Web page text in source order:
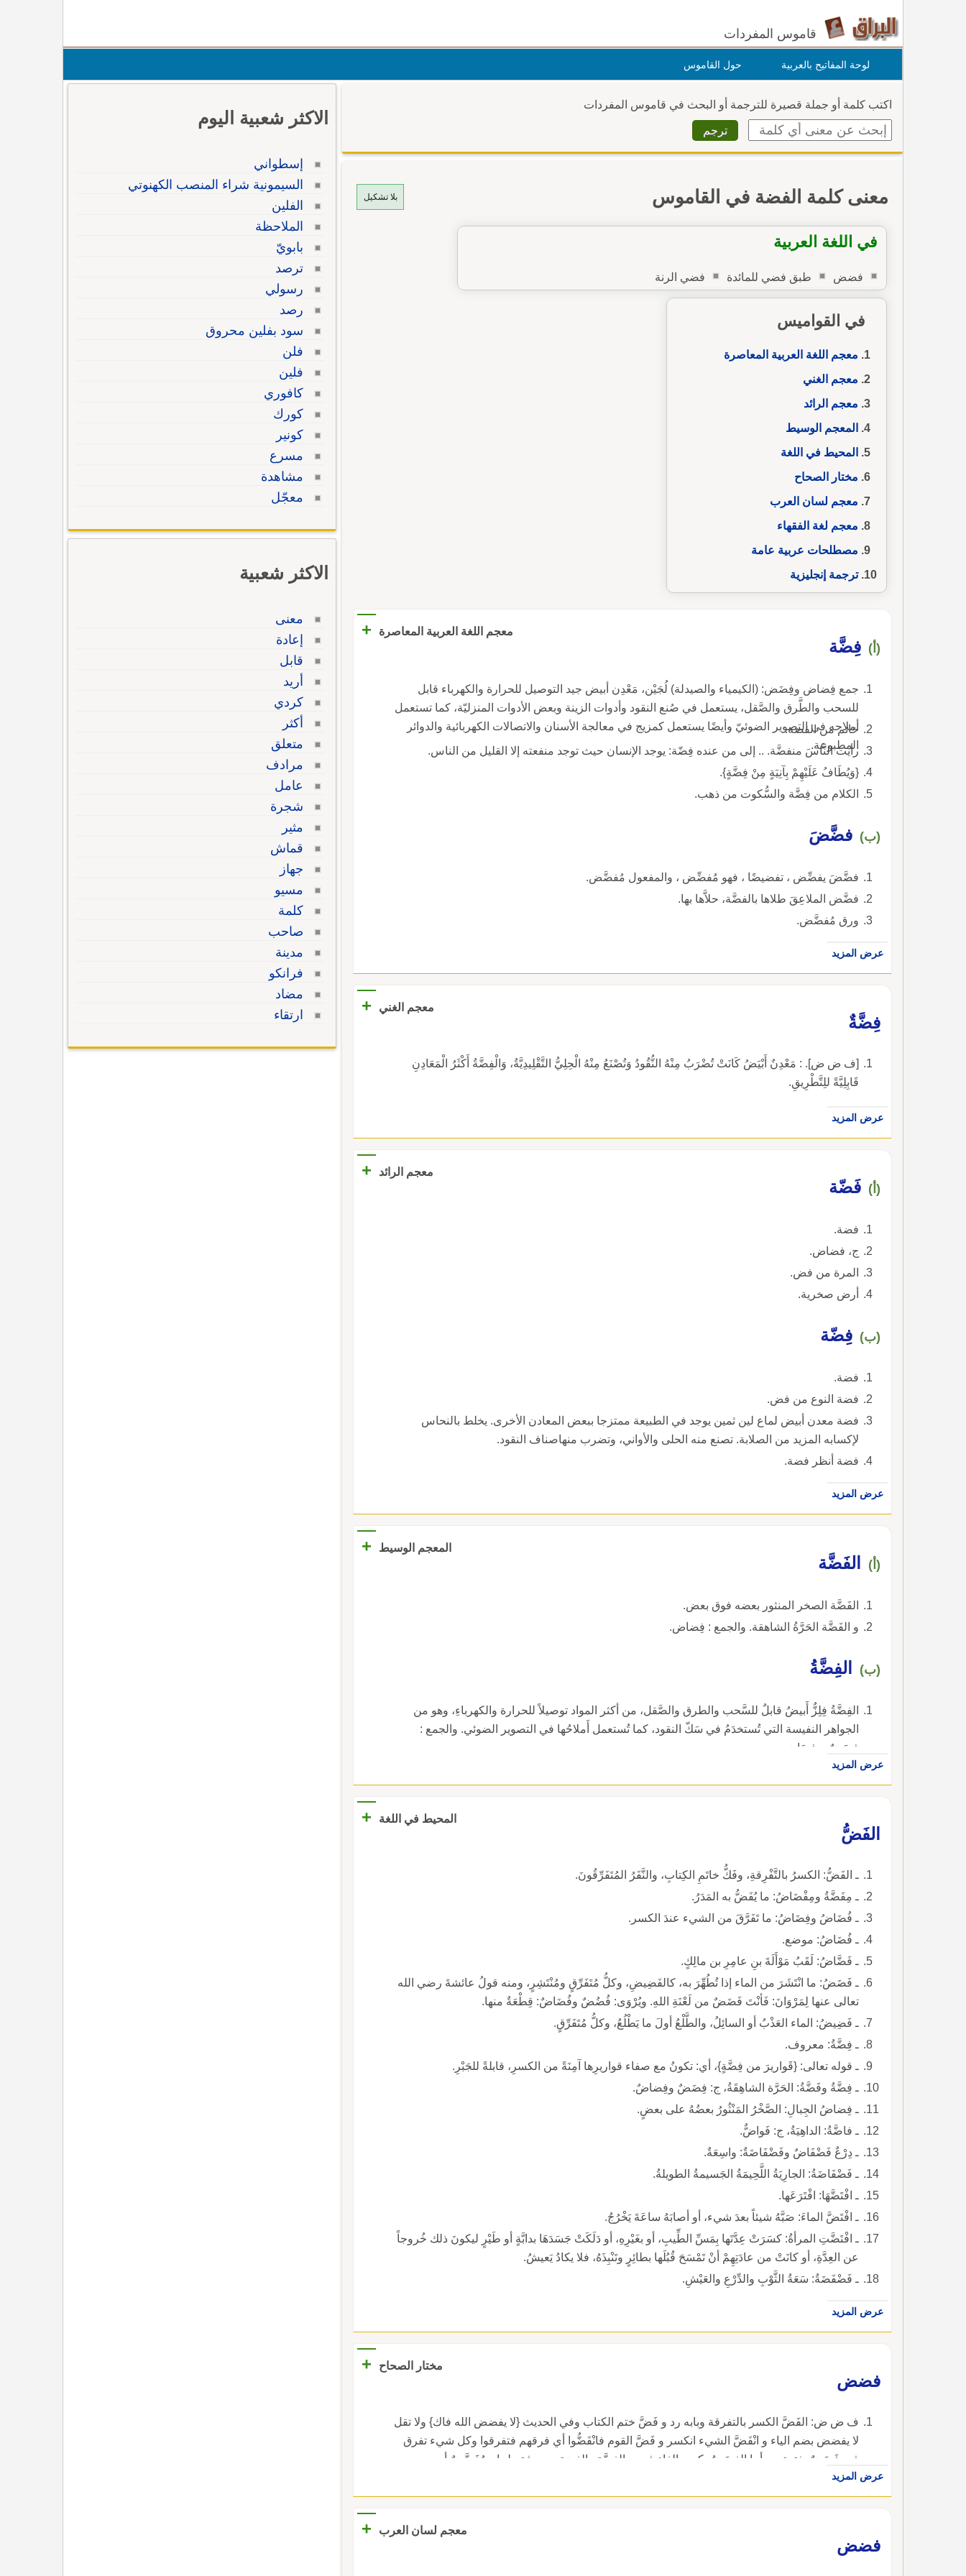
قاموس المفردات
لوحة المفاتيح بالعربية حول القاموس
اكتب كلمة أو جملة قصيرة للترجمة أو البحث في قاموس المفردات
بلا تشكيل معنى كلمة الفضة في القاموس
في اللغة العربية
فضض طبق فضي للمائدة فضي الرنة
في القواميس
معجم اللغة العربية المعاصرة
معجم الغني
معجم الرائد
المعجم الوسيط
المحيط في اللغة
مختار الصحاح
معجم لسان العرب
معجم لغة الفقهاء
مصطلحات عربية عامة
ترجمة إنجليزية
معجم اللغة العربية المعاصرة +
(أ) فِضَّة
جمع فِضاض وفِضَض: (الكيمياء والصيدلة) لُجَيْن، مَعْدِن أبيض جيد التوصيل للحرارة والكهرباء قابل
للسحب والطَّرق والصَّقل، يستعمل في صُنع النقود وأدوات الزينة وبعض الأدوات المنزليّة، كما تستعمل
أملاحه في التصوير الضوئيّ وأيضًا يستعمل كمزيج في معالجة الأسنان والاتصالات الكهربائية والدوائر
المطبوعة.
خاتم من الفضة.
رأيت النَّاسَ منفضَّة. .. إلى من عنده فِضّة: يوجد الإنسان حيث توجد منفعته إلا القليل من الناس.
{وَيُطَافُ عَلَيْهِمْ بِآنِيَةٍ مِنْ فِضَّةٍ}.
الكلام من فِضَّة والسُّكوت من ذهب.
(ب) فضَّضَ
فضَّضَ يفضِّض ، تفضيضًا ، فهو مُفضِّض ، والمفعول مُفضَّض.
فضَّض الملاعِقَ طلاها بالفضَّة، حلاَّها بها.
ورق مُفضَّض.
عرض المزيد
معجم الغني
+
فِضَّةٌ
[ف ض ض]. : مَعْدِنٌ أَبْيَضُ كَانَتْ تُضْرَبُ مِنْهُ النُّقُودُ وَتُصْنَعُ مِنْهُ الْحِلِيُّ التَّقْلِيدِيَّةُ، وَالْفِضَّةُ أَكْثَرُ الْمَعَادِنِ
قَابِلِيَّةً للِتَّطْرِيقِ.
عرض المزيد
معجم الرائد +
(أ) فَضّة
فضة.
ج، فضاض.
المرة من فض.
أرض صخرية.
(ب) فِضّة
فضة.
فضة النوع من فض.
فضة معدن أبيض لماع لين ثمين يوجد في الطبيعة ممتزجا ببعض المعادن الأخرى. يخلط بالنحاس
لإكسابه المزيد من الصلابة. تصنع منه الحلى والأواني، وتضرب منهاصناف النقود.
فضة أنظر فضة.
عرض المزيد
المعجم الوسيط +
(أ) الفَضَّة
الفَضَّة الصخر المنثور بعضه فوق بعض.
و الفَضَّة الحَرَّةُ الشاهقة. والجمع : فِضاض.
(ب) الفِضَّةُ
الفِضَّةُ فِلِزٌّ أَبيضُ قابلٌ للسَّحب والطرق والصَّقل، من أكثر المواد توصيلاً للحرارة والكهرباءِ، وهو من
الجواهر النفيسة التي تُستخدَمُ في سَكّ النقود، كما تُستعمل أَملاحُها في التصوير الضوئي. والجمع :
فِضَضٌ، وفِضَاض.
عرض المزيد
المحيط في اللغة
+
الفَضُّ
ـ الفَضُّ: الكسرُ بالتَّفْرِقةِ، وفَكُّ خاتَمِ الكِتابِ، والنَّفَرُ المُتَفَرِّقُونَ.
ـ مِفَضَّةُ ومِفْضَاضُ: ما يُفَضُّ به المَدَرُ.
ـ فُضَاضُ وفِضَاضُ: ما تَفَرَّقَ من الشيء عندَ الكسر.
ـ فُضَاضُ: موضع.
ـ فَضَّاضُ: لَقَبُ مَوْأَلَةَ بنِ عامِرِ بن مالِكٍ.
ـ فَضَضُ: ما انْتَشَرَ من الماء إذا تُطُهِّرَ به، كالفَضِيضِ، وكلُّ مُتَفَرِّقٍ ومُنْتَشِرٍ، ومنه قولُ عائشةَ رضي الله
تعالى عنها لِمَرْوَانَ: فَأنْتَ فَضَضٌ من لَعْنَةِ اللهِ. ويُرْوَى: فُضُضٌ وفُضَاضٌ: قِطْعَةٌ منها.
ـ فَضِيضُ: الماء العَذْبُ أو السائِلُ، والطَّلْعُ أولَ ما يَطْلُعُ، وكلُّ مُتَفَرِّقٍ.
ـ فِضَّةُ: معروف.
ـ قوله تعالى: {قَواريرَ من فِضَّةٍ}، أي: تكونُ مع صفاء قواريرِها آمِنَةً من الكسرِ، قابلةً للجَبْرِ.
ـ فِضَّةُ وفَضَّةُ: الحَرَّة الشاهِقَةُ، ج: فِضَضٌ وفِضاضٌ.
ـ فِضاضُ الجِبالِ: الصَّخْرُ المَنْثُورُ بعضُهُ على بعضٍ.
ـ فاضَّةُ: الداهِيَةُ، ج: فَواضٌّ.
ـ دِرْعٌ فَضْفَاضٌ وفَضْفَاضَةٌ: واسِعَةٌ.
ـ فَضْفَاضَةُ: الجارِيَةُ اللَّحِيمَةُ الجَسيمةُ الطويلةُ.
ـ افْتَضَّهَا: افْتَرَعَها.
ـ افْتَضَّ الماءَ: صَبَّهُ شيئاً بعدَ شيء، أو أصابَهُ ساعَةَ يَخْرُجُ.
ـ افْتَضَّتِ المرأةُ: كسَرَتْ عِدَّتَها بِمَسِّ الطِّيبِ، أو بغَيْرِهِ، أو دَلَكَتْ جَسَدَهَا بدابَّةٍ أو طَيْرٍ ليكونَ ذلك خُروجاً
عن العِدَّةِ، أو كانَتْ من عادَتِهِمْ أنْ تَمْسَحَ قُبُلَها بطائِرٍ وتَنْبِذَهُ، فلا يكادُ يَعيشُ.
ـ فَضْفَضَةُ: سَعَةُ الثَّوْبِ والدِّرْعِ والعَيْشِ.
عرض المزيد
مختار الصحاح
+
فضض
ف ض ض: الفَضَّ الكسر بالتفرقة وبابه رد و فَضَّ ختم الكتاب وفي الحديث {لا يفضض الله فاك} ولا تقل
لا يفضض بضم الياء و انْفَضَّ الشيء انكسر و فَضَّ القوم فانْفَضُّوا أي فرقهم فتفرقوا وكل شيء تفرق
فهو فَضَضٌ بفتحتين وأما الفِضَضُ بكسر الفاء فجمع الفِضَّةِ والفضة معروفة ولجام مُفَضَّضٌ أي مرصع
بالفضة.
عرض المزيد
معجم لسان العرب
+
فضض
الاكثر شعبية اليوم
إسطواني
السيمونية شراء المنصب الكهنوتي
الفلين
الملاحظة
بابويّ
ترصد
رسولي
رصد
سود بفلين محروق
فلن
فلين
كافوري
كورك
كونير
مسرع
مشاهدة
معجّل
الاكثر شعبية
معنى
إعادة
قابل
أريد
كردي
أكثر
متعلق
مرادف
عامل
شجرة
مثير
قماش
جهاز
مسيو
كلمة
صاحب
مدينة
فرانكو
مضاد
ارتقاء